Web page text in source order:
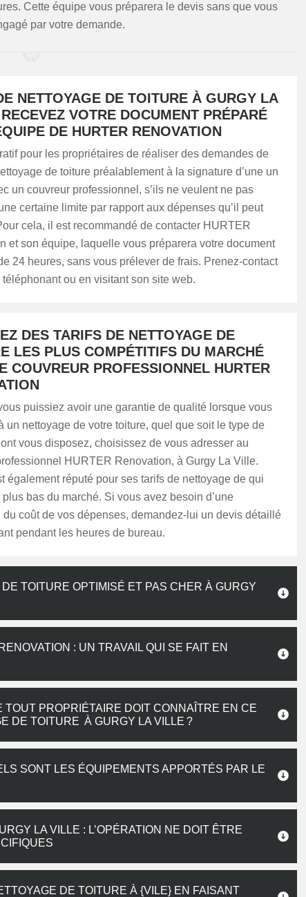
Cette équipe vous préparera le devis sans que vous
par votre demande.
NETTOYAGE DE TOITURE À GURGY LA
VOTRE DOCUMENT PRÉPARÉ
DE HURTER RENOVATION
pour les propriétaires de réaliser des demandes de
de toiture préalablement à la signature d’une un
un couvreur professionnel, s’ils ne veulent ne pas
certaine limite par rapport aux dépenses qu’il peut
cela, il est recommandé de contacter HURTER
et son équipe, laquelle vous préparera votre document
24 heures, sans vous prélever de frais. Prenez-contact
ou en visitant son site web.
DES TARIFS DE NETTOYAGE DE
LES PLUS COMPÉTITIFS DU MARCHÉ
COUVREUR PROFESSIONNEL HURTER
puissiez avoir une garantie de qualité lorsque vous
un nettoyage de votre toiture, quel que soit le type de
vous disposez, choisissez de vous adresser au
HURTER Renovation, à Gurgy La Ville.
également réputé pour ses tarifs de nettoyage de qui
plus bas du marché. Si vous avez besoin d’une
du coût de vos dépenses, demandez-lui un devis détaillé
pendant les heures de bureau.
TOITURE OPTIMISÉ ET PAS CHER À GURGY
: UN TRAVAIL QUI SE FAIT EN
PROPRIÉTAIRE DOIT CONNAÎTRE EN CE
DE TOITURE À GURGY LA VILLE ?
SONT LES ÉQUIPEMENTS APPORTÉS PAR LE
LA VILLE : L’OPÉRATION NE DOIT ÊTRE
DE TOITURE À {VILE} EN FAISANT